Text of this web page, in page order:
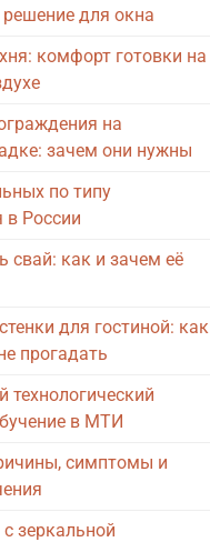
решение для окна
комфорт готовки на
на
зачем они нужны
по типу
в России
свай: как и зачем её
для гостиной: как
прогадать
технологический
в МТИ
симптомы и
зеркальной